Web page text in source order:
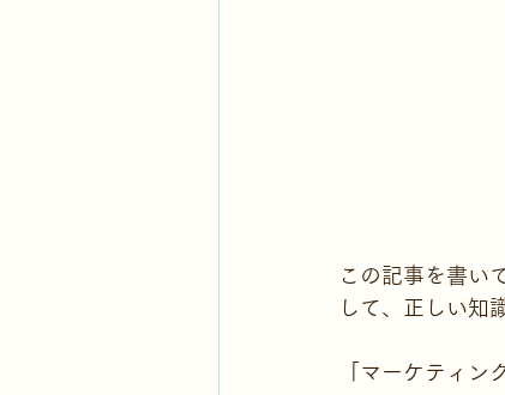
この記事を書い
して、正しい知
「マーケティン